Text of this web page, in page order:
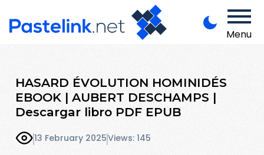
Menu
HASARD ÉVOLUTION HOMINIDÉS
EBOOK | AUBERT DESCHAMPS |
Descargar libro PDF EPUB
13 February 2025Views: 145